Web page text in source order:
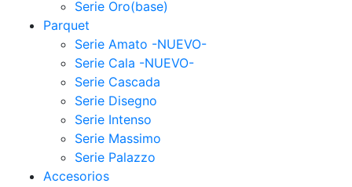
Serie Oro(base)
Parquet
Serie Amato -NUEVO-
Serie Cala -NUEVO-
Serie Cascada
Serie Disegno
Serie Intenso
Serie Massimo
Serie Palazzo
Accesorios